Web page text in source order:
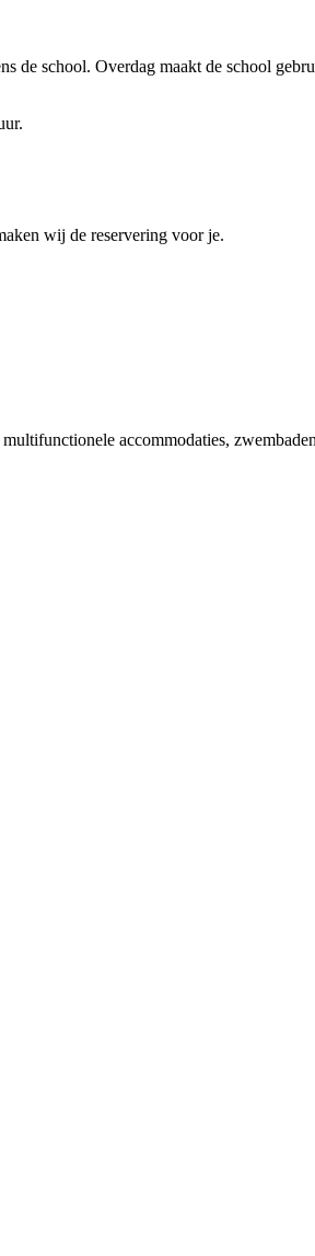
de school. Overdag maakt de school
wij de reservering voor je.
accommodaties,